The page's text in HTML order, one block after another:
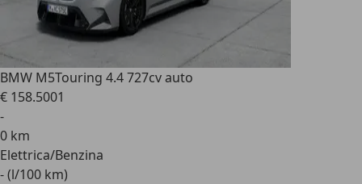
BMW M5Touring 4.4 727cv auto
€ 158.5001
-
0 km
Elettrica/Benzina
- (l/100 km)